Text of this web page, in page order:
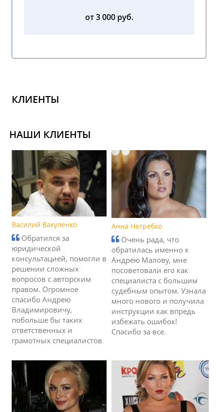
от 3 000 руб.
КЛИЕНТЫ
НАШИ КЛИЕНТЫ
Василий Вакуленко
Обратился за
юридической
консультацией, помогли в
решении сложных
вопросов с авторским
правом. Огромное
спасибо Андрею
Владимировичу,
побольше бы таких
ответственных и
грамотных специалистов
Анна Нетребко
Очень рада, что
обратилась именно к
Андрею Малову, мне
посоветовали его как
специалиста с большим
судебным опытом. Узнала
много нового и получила
инструкции как впредь
избежать ошибок!
Спасибо за все.